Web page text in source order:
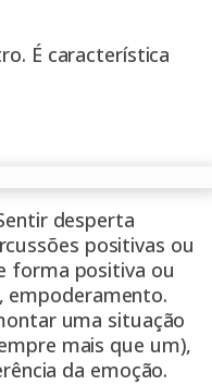
É característica
desperta
positivas ou
forma positiva ou
empoderamento.
uma situação
mais que um),
da emoção.